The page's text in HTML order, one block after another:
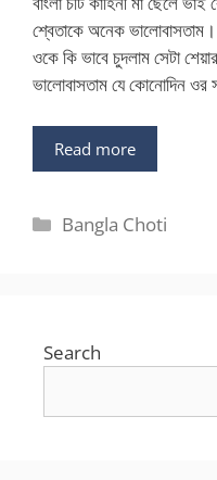
শ্বেতাকে অনেক
ওকে কি ভাবে চুদলাম সেটা
ভালোবাসতাম যে কোনোদিন ওর
Read more
Categories
Bangla Choti
Search